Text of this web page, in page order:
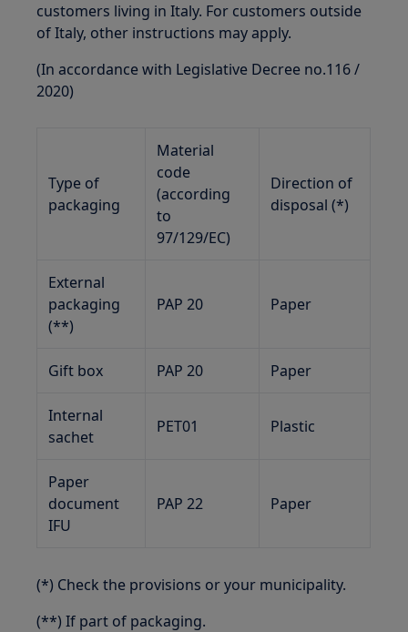
customers living in Italy. For customers outside
of Italy, other instructions may apply.
(In accordance with Legislative Decree no.116 /
2020)
Type of
packaging
Material
code
(according
to
97/129/EC)
Direction of
disposal (*)
External
packaging
(**)
PAP 20 Paper
Gift box PAP 20 Paper
Internal
sachet
PET01 Plastic
Paper
document
IFU
PAP 22 Paper
(*) Check the provisions or your municipality.
(**) If part of packaging.